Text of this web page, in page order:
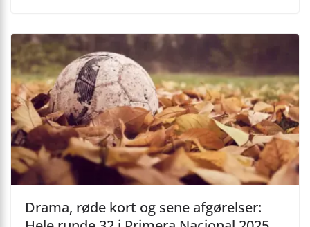
Drama, røde kort og sene afgørelser: